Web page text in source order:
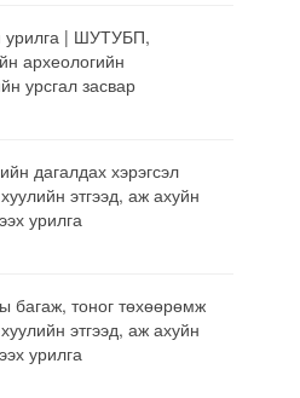
урилга | ШУТУБП,
археологийн
урсгал засвар
дагалдах хэрэгсэл
этгээд, аж ахуйн
урилга
багаж, тоног төхөөрөмж
этгээд, аж ахуйн
урилга